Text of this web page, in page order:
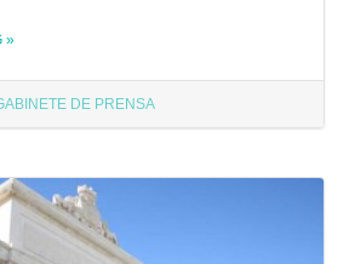
DE PRENSA
»